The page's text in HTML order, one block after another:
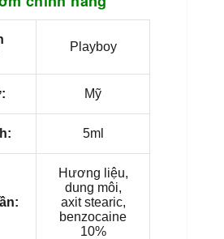
Playboy
Mỹ
5ml
Hương liệu,
dung môi,
axit stearic,
benzocaine
10%